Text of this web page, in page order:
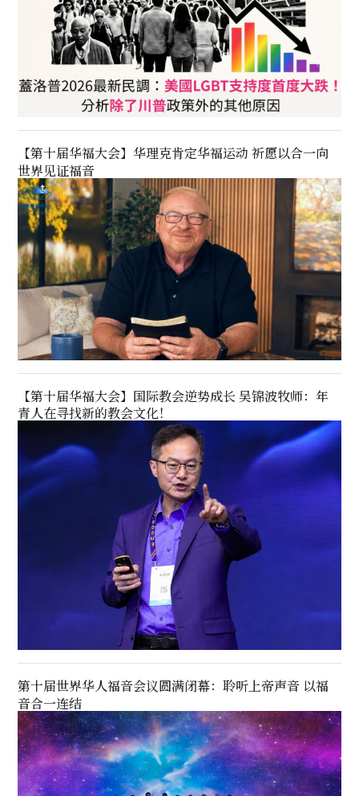
【第十届华福大会】华理克肯定华福运动 祈愿以合一向
世界见证福音
【第十届华福大会】国际教会逆势成长 吴锦波牧师：年
青人在寻找新的教会文化！
第十届世界华人福音会议圆满闭幕：聆听上帝声音 以福
音合一连结